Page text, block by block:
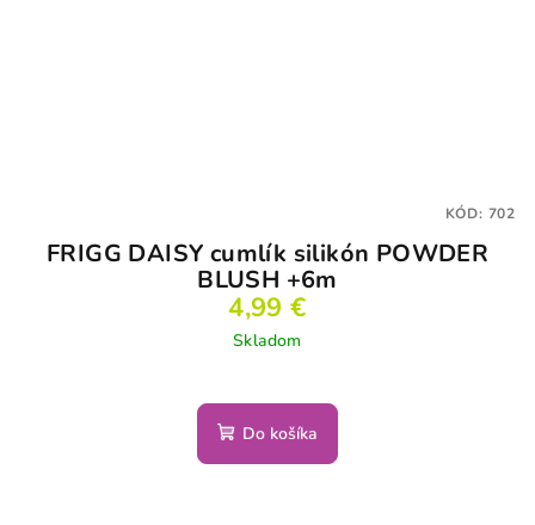
FRIGG DAISY cumlík silikón POWDER
BLUSH +6m
4,99 €
Skladom
Do košíka
KÓD: 702